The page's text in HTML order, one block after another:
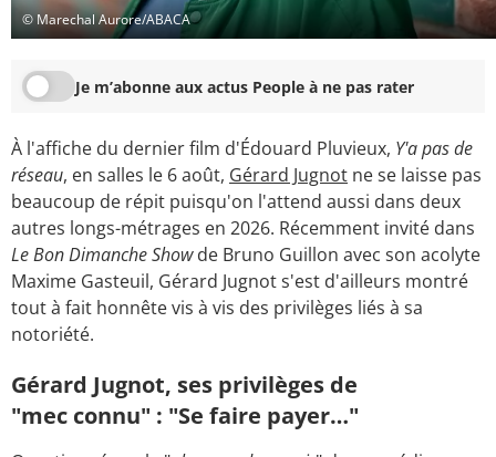
© Marechal Aurore/ABACA
Je m’abonne aux actus People à ne pas rater
À l'affiche du dernier film d'Édouard Pluvieux, Y'a pas de
réseau, en salles le 6 août, Gérard Jugnot ne se laisse pas
beaucoup de répit puisqu'on l'attend aussi dans deux
autres longs-métrages en 2026. Récemment invité dans
Le Bon Dimanche Showde Bruno Guillon avec son acolyte
Maxime Gasteuil, Gérard Jugnot s'est d'ailleurs montré
tout à fait honnête vis à vis des privilèges liés à sa
notoriété.
Gérard Jugnot, ses privilèges de
"mec connu" : "Se faire payer…"